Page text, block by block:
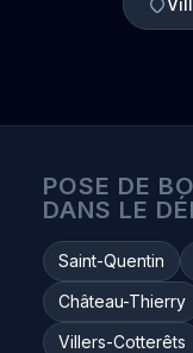
POSE DE
DANS LE
Saint-Quentin
Château-Thierry
Villers-Cotterêts